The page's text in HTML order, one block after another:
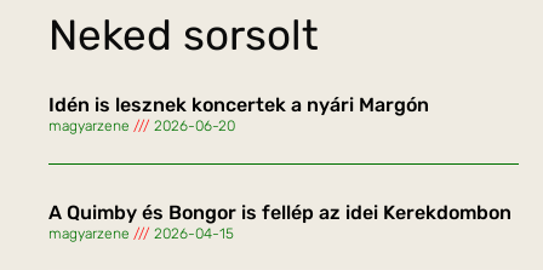
Neked sorsolt
Idén is lesznek koncertek a nyári Margón
magyarzene 2026-06-20
A Quimby és Bongor is fellép az idei Kerekdombon
magyarzene 2026-04-15